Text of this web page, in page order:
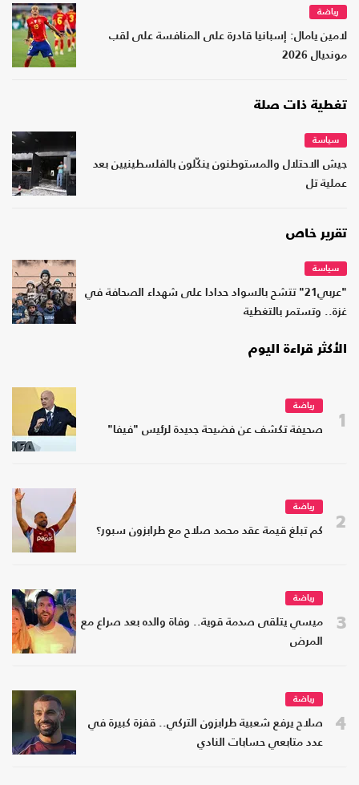
رياضة
لامين يامال: إسبانيا قادرة على المنافسة على لقب
مونديال 2026
تغطية ذات صلة
سياسة
جيش الاحتلال والمستوطنون ينكّلون بالفلسطينيين بعد
عملية تل
تقرير خاص
سياسة
"عربي21" تتشح بالسواد حدادا على شهداء الصحافة في
غزة.. وتستمر بالتغطية
الأكثر قراءة اليوم
1
رياضة
صحيفة تكشف عن فضيحة جديدة لرئيس "فيفا"
2
رياضة
كم تبلغ قيمة عقد محمد صلاح مع طرابزون سبور؟
3
رياضة
ميسي يتلقى صدمة قوية.. وفاة والده بعد صراع مع
المرض
4
رياضة
صلاح يرفع شعبية طرابزون التركي.. قفزة كبيرة في
عدد متابعي حسابات النادي